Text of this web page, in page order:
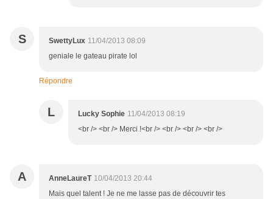
S SwettyLux 11/04/2013 08:09
geniale le gateau pirate lol
Répondre
L Lucky Sophie 11/04/2013 08:19
<br /> <br /> Merci !<br /> <br /> <br /> <br />
A AnneLaureT 10/04/2013 20:44
Mais quel talent ! Je ne me lasse pas de découvrir tes